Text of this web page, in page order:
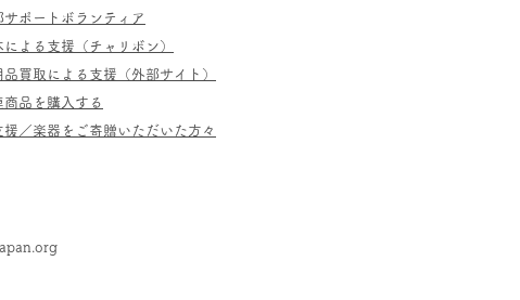
サポートボランティア
による支援（チャリボン）
品買取による支援（外部サイト）
商品を購入する
援／楽器をご寄贈いただいた方々